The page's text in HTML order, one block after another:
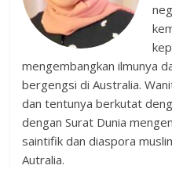
mengembangkan ilmunya
bergengsi di Australia.
dan tentunya berkutat
dengan Surat Dunia
saintifik dan diaspora
Autralia.